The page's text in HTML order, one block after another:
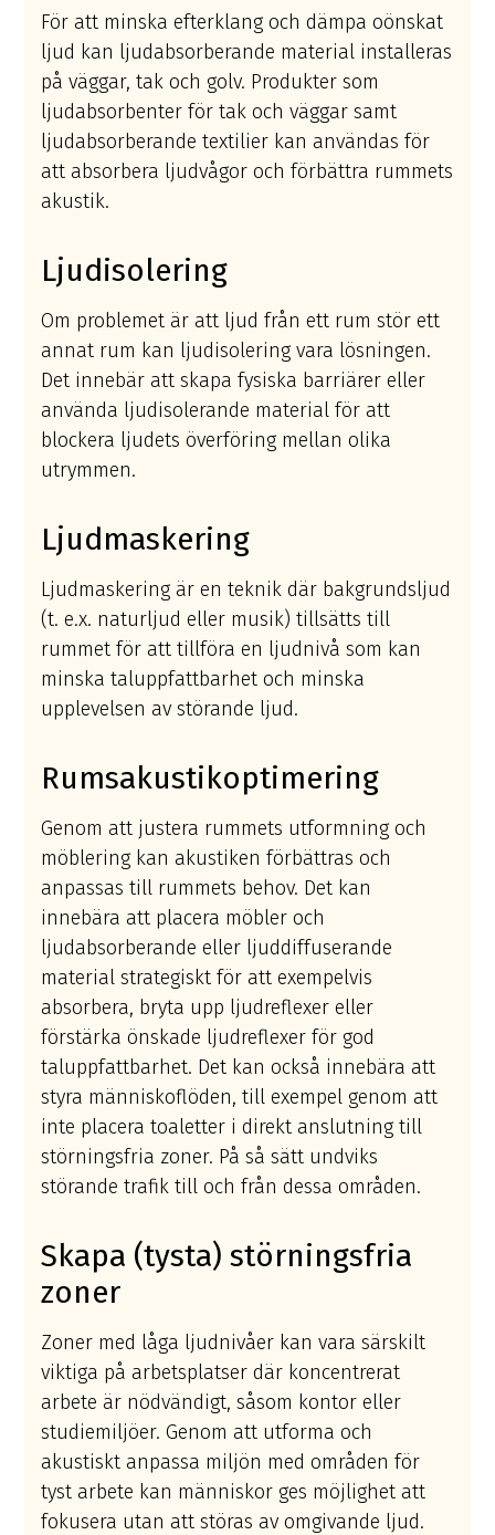
För att minska efterklang och dämpa oönskat
ljud kan ljudabsorberande material installeras
på väggar, tak och golv. Produkter som
ljudabsorbenter för tak och väggar samt
ljudabsorberande textilier kan användas för
att absorbera ljudvågor och förbättra rummets
akustik.
Ljudisolering
Om problemet är att ljud från ett rum stör ett
annat rum kan ljudisolering vara lösningen.
Det innebär att skapa fysiska barriärer eller
använda ljudisolerande material för att
blockera ljudets överföring mellan olika
utrymmen.
Ljudmaskering
Ljudmaskering är en teknik där bakgrundsljud
(t. e.x. naturljud eller musik) tillsätts till
rummet för att tillföra en ljudnivå som kan
minska taluppfattbarhet och minska
upplevelsen av störande ljud.
Rumsakustikoptimering
Genom att justera rummets utformning och
möblering kan akustiken förbättras och
anpassas till rummets behov. Det kan
innebära att placera möbler och
ljudabsorberande eller ljuddiffuserande
material strategiskt för att exempelvis
absorbera, bryta upp ljudreflexer eller
förstärka önskade ljudreflexer för god
taluppfattbarhet. Det kan också innebära att
styra människoflöden, till exempel genom att
inte placera toaletter i direkt anslutning till
störningsfria zoner. På så sätt undviks
störande trafik till och från dessa områden.
Skapa (tysta) störningsfria
zoner
Zoner med låga ljudnivåer kan vara särskilt
viktiga på arbetsplatser där koncentrerat
arbete är nödvändigt, såsom kontor eller
studiemiljöer. Genom att utforma och
akustiskt anpassa miljön med områden för
tyst arbete kan människor ges möjlighet att
fokusera utan att störas av omgivande ljud.